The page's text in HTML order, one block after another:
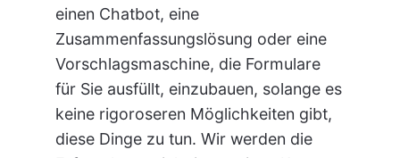
einen Chatbot, eine
Zusammenfassungslösung oder eine
Vorschlagsmaschine, die Formulare
für Sie ausfüllt, einzubauen, solange es
keine rigoroseren Möglichkeiten gibt,
diese Dinge zu tun. Wir werden die